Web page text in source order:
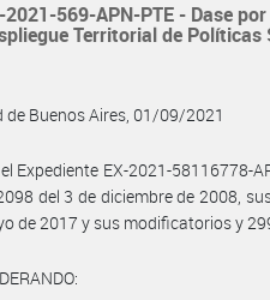
2021-569-APN-PTE - Dase
Territorial de Políticas
de Buenos Aires, 01/09/2021
Expediente EX-2021-58116778-
del 3 de diciembre de 2008,
de 2017 y sus modificatorios y